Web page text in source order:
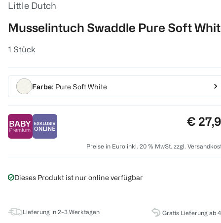
Little Dutch
Musselintuch Swaddle Pure Soft
1 Stück
Farbe: Pure Soft White
Preis:
€
Preise in Euro inkl. 20 % MwSt. zzgl.
Dieses Produkt ist nur online verfügbar
Lieferung in 2-3 Werktagen Gratis Lieferung ab